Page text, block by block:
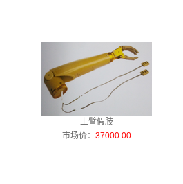
上臂假肢
市场价：37000.00